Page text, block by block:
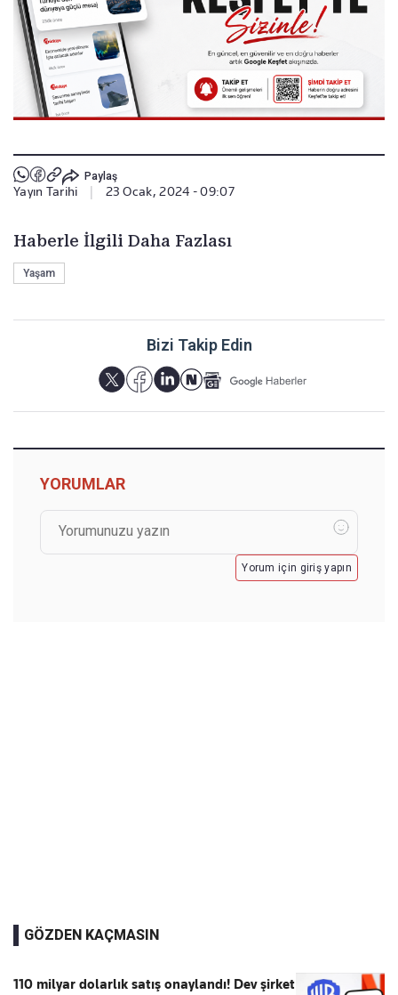
Paylaş
Yayın Tarihi 23 Ocak, 2024 - 09:07
Haberle İlgili Daha Fazlası
Yaşam
Bizi Takip Edin
YORUMLAR
Yorum için giriş yapın
GÖZDEN KAÇMASIN
110 milyar dolarlık satış onaylandı! Dev şirket